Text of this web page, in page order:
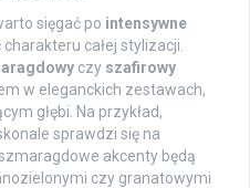
sięgać po intensywne
całej stylizacji.
czy szafirowy
w eleganckich zestawach,
głębi. Na przykład,
sprawdzi się na
akcenty będą
czy granatowymi